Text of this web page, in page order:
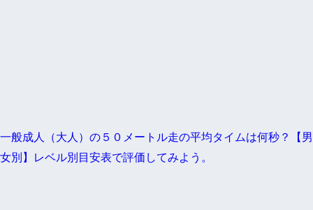
一般成人（大人）の５０メートル走の平均タイムは何秒？【男
女別】レベル別目安表で評価してみよう。